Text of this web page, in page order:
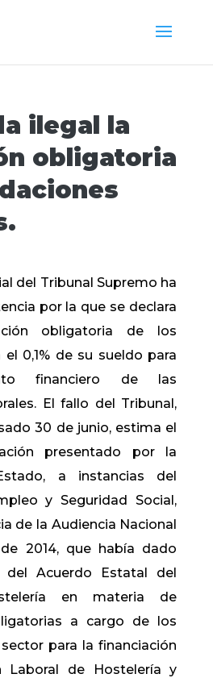
ilegal la
obligatoria
del Tribunal Supremo ha
por la que se declara
obligatoria de los
0,1% de su sueldo para
financiero de las
El fallo del Tribunal,
30 de junio, estima el
presentado por la
a instancias del
y Seguridad Social,
de la Audiencia Nacional
2014, que había dado
Acuerdo Estatal del
en materia de
a cargo de los
para la financiación
Laboral de Hostelería y